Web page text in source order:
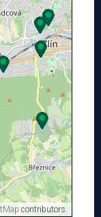
contributors.